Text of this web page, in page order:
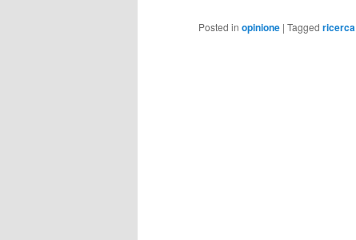
Posted in opinione | Tagged ricerca